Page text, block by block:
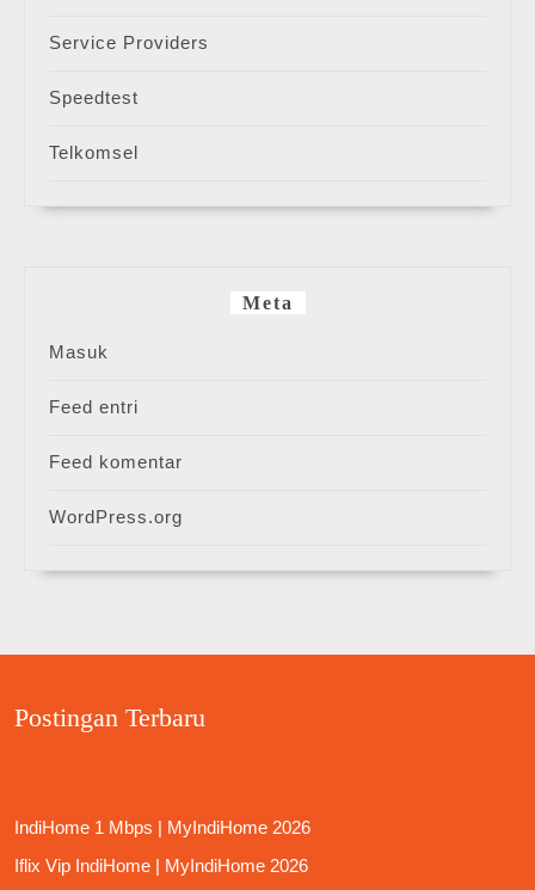
Service Providers
Speedtest
Telkomsel
Meta
Masuk
Feed entri
Feed komentar
WordPress.org
Postingan Terbaru
IndiHome 1 Mbps | MyIndiHome 2026
Iflix Vip IndiHome | MyIndiHome 2026